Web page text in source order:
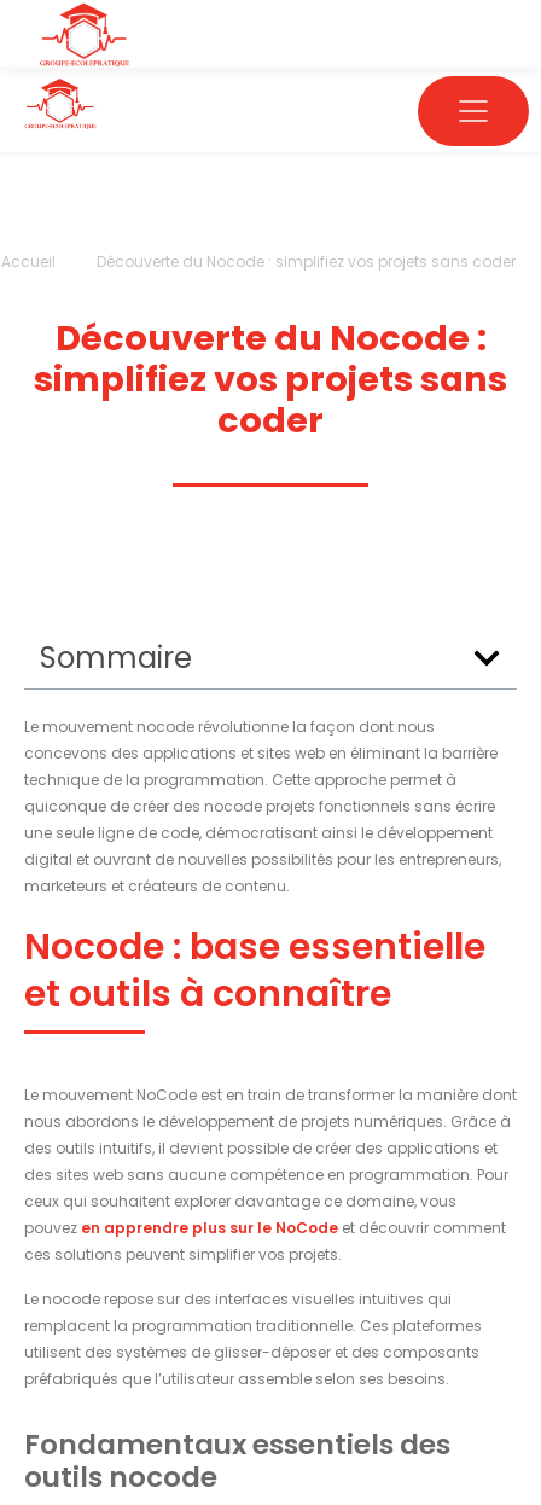
Accueil Découverte du Nocode : simplifiez vos projets sans coder
Découverte du Nocode :
simplifiez vos projets sans
coder
Sommaire
Le mouvement nocode révolutionne la façon dont nous
concevons des applications et sites web en éliminant la barrière
technique de la programmation. Cette approche permet à
quiconque de créer des nocode projets fonctionnels sans écrire
une seule ligne de code, démocratisant ainsi le développement
digital et ouvrant de nouvelles possibilités pour les entrepreneurs,
marketeurs et créateurs de contenu.
Nocode : base essentielle
et outils à connaître
Le mouvement NoCode est en train de transformer la manière dont
nous abordons le développement de projets numériques. Grâce à
des outils intuitifs, il devient possible de créer des applications et
des sites web sans aucune compétence en programmation. Pour
ceux qui souhaitent explorer davantage ce domaine, vous
pouvez en apprendre plus sur le NoCode et découvrir comment
ces solutions peuvent simplifier vos projets.
Le nocode repose sur des interfaces visuelles intuitives qui
remplacent la programmation traditionnelle. Ces plateformes
utilisent des systèmes de glisser-déposer et des composants
préfabriqués que l’utilisateur assemble selon ses besoins.
Fondamentaux essentiels des
outils nocode